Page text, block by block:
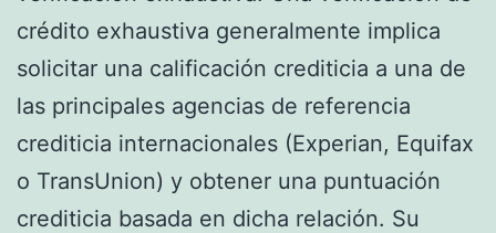
crédito exhaustiva generalmente implica
solicitar una calificación crediticia a una de
las principales agencias de referencia
crediticia internacionales (Experian, Equifax
o TransUnion) y obtener una puntuación
crediticia basada en dicha relación. Su